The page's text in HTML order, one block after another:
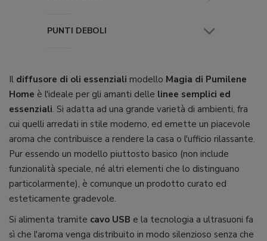
PUNTI DEBOLI
Il diffusore di oli essenziali modello Magia di Pumilene
Home è l'ideale per gli amanti delle linee semplici ed
essenziali. Si adatta ad una grande varietà di ambienti, fra
cui quelli arredati in stile moderno, ed emette un piacevole
aroma che contribuisce a rendere la casa o l'ufficio rilassante.
Pur essendo un modello piuttosto basico (non include
funzionalità speciale, né altri elementi che lo distinguano
particolarmente), è comunque un prodotto curato ed
esteticamente gradevole.
Si alimenta tramite cavo USB e la tecnologia a ultrasuoni fa
sì che l'aroma venga distribuito in modo silenzioso senza che